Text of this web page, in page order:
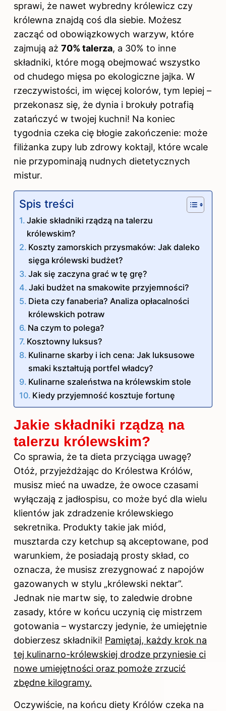
sprawi, że nawet wybredny królewicz czy
królewna znajdą coś dla siebie. Możesz
zacząć od obowiązkowych warzyw, które
zajmują aż 70% talerza, a 30% to inne
składniki, które mogą obejmować wszystko
od chudego mięsa po ekologiczne jajka. W
rzeczywistości, im więcej kolorów, tym lepiej –
przekonasz się, że dynia i brokuły potrafią
zatańczyć w twojej kuchni! Na koniec
tygodnia czeka cię błogie zakończenie: może
filiżanka zupy lub zdrowy koktajl, które wcale
nie przypominają nudnych dietetycznych
mistur.
Spis treści
Jakie składniki rządzą na talerzu
królewskim?
Koszty zamorskich przysmaków: Jak daleko
sięga królewski budżet?
Jak się zaczyna grać w tę grę?
Jaki budżet na smakowite przyjemności?
Dieta czy fanaberia? Analiza opłacalności
królewskich potraw
Na czym to polega?
Kosztowny luksus?
Kulinarne skarby i ich cena: Jak luksusowe
smaki kształtują portfel władcy?
Kulinarne szaleństwa na królewskim stole
Kiedy przyjemność kosztuje fortunę
Jakie składniki rządzą na
talerzu królewskim?
Co sprawia, że ta dieta przyciąga uwagę?
Otóż, przyjeżdżając do Królestwa Królów,
musisz mieć na uwadze, że owoce czasami
wyłączają z jadłospisu, co może być dla wielu
klientów jak zdradzenie królewskiego
sekretnika. Produkty takie jak miód,
musztarda czy ketchup są akceptowane, pod
warunkiem, że posiadają prosty skład, co
oznacza, że musisz zrezygnować z napojów
gazowanych w stylu „królewski nektar”.
Jednak nie martw się, to zaledwie drobne
zasady, które w końcu uczynią cię mistrzem
gotowania – wystarczy jedynie, że umiejętnie
dobierzesz składniki! Pamiętaj, każdy krok na
tej kulinarno-królewskiej drodze przyniesie ci
nowe umiejętności oraz pomoże zrzucić
zbędne kilogramy.
Oczywiście, na końcu diety Królów czeka na